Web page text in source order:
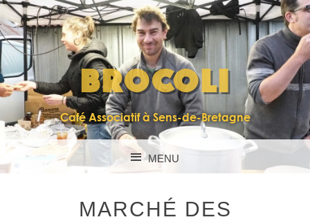
BROCOLI
Café Associatif à Sens-de-Bretagne
MENU
MARCHÉ DES